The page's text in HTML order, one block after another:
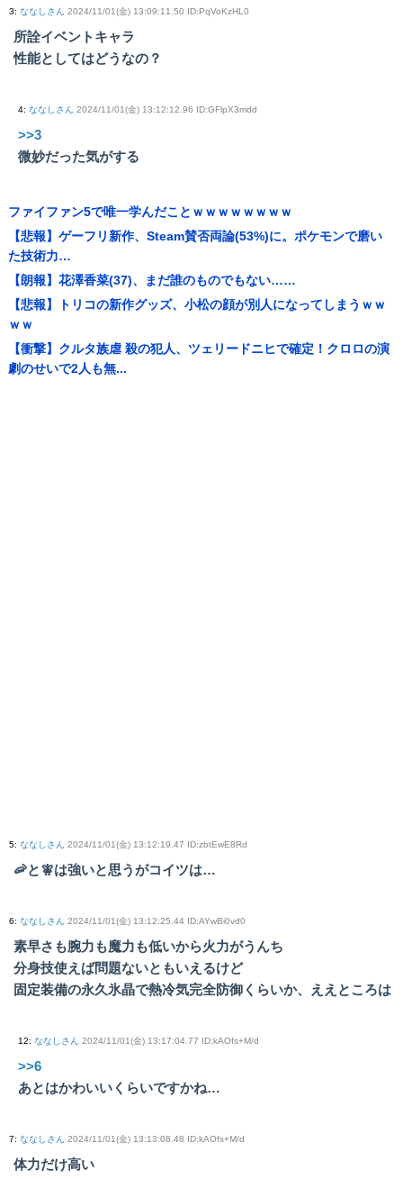
3: ななしさん 2024/11/01(金) 13:09:11.50 ID:PqVoKzHL0
所詮イベントキャラ
性能としてはどうなの？
4: ななしさん 2024/11/01(金) 13:12:12.96 ID:GFlpX3mdd
>>3
微妙だった気がする
ファイファン5で唯一学んだことｗｗｗｗｗｗｗｗ
【悲報】ゲーフリ新作、Steam賛否両論(53%)に。ポケモンで磨い
た技術力…
【朗報】花澤香菜(37)、まだ誰のものでもない……
【悲報】トリコの新作グッズ、小松の顔が別人になってしまうｗｗ
ｗｗ
【衝撃】クルタ族虐 殺の犯人、ツェリードニヒで確定！クロロの演
劇のせいで2人も無...
5: ななしさん 2024/11/01(金) 13:12:19.47 ID:zbtEwE8Rd
🦐と🧚は強いと思うがコイツは…
6: ななしさん 2024/11/01(金) 13:12:25.44 ID:AYwBi0vd0
素早さも腕力も魔力も低いから火力がうんち
分身技使えば問題ないともいえるけど
固定装備の永久氷晶で熱冷気完全防御くらいか、ええところは
12: ななしさん 2024/11/01(金) 13:17:04.77 ID:kAOfs+M/d
>>6
あとはかわいいくらいですかね…
7: ななしさん 2024/11/01(金) 13:13:08.48 ID:kAOfs+M/d
体力だけ高い